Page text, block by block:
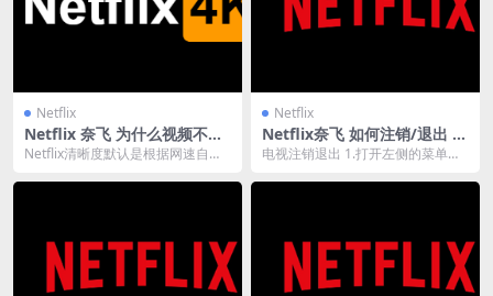
Netflix
Netflix 奈飞 为什么视频不清
晰，如何开启4k
Netflix清晰度默认是根据网速自动
楚，观看一会...
Netflix
Netflix奈飞 如何注销/退出 更
换账号
电视注销退出 1.打开左侧的菜单。
“获取帮助”...